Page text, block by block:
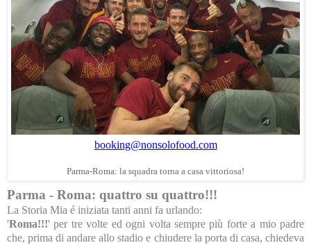
booking@nonsolofood.com
Parma-Roma: la squadra torna a casa vittoriosa!
Parma - Roma: quattro su quattro!!!
La Storia Mia é iniziata tanti anni fa urlando:
'Roma!!!' per tre volte ed ogni volta sempre più forte a mio padre
che, prima di andare allo stadio e chiudere la porta di casa, chiedeva